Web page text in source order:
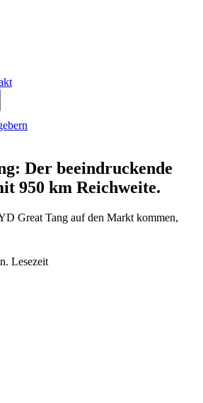
Der beeindruckende
950 km Reichweite.
Great Tang auf den Markt kommen,
Lesezeit